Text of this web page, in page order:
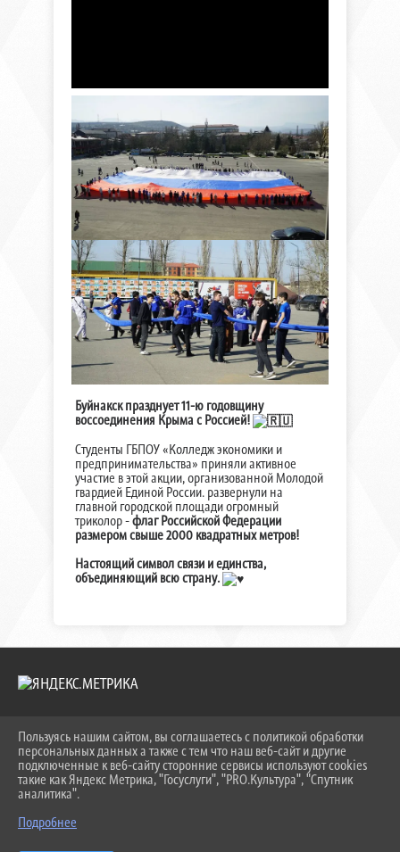
Буйнакск празднует 11-ю годовщину
воссоединения Крыма с Россией!
Студенты ГБПОУ «Колледж экономики и
предпринимательства» приняли активное
участие в этой акции, организованной Молодой
гвардией Единой России. развернули на
главной городской площади огромный
триколор -флаг Российской Федерации
размером свыше 2000 квадратных метров!
Настоящий символ связи и единства,
объединяющий всю страну.
2026 Г. KEIPBK.RU
ВХОД
КАРТА САЙТА
ПОЛИТИКА ОБРАБОТКИ ПЕРСОНАЛЬНЫХ ДАННЫХ
СДЕЛАНО НА KUBCMS
Пользуясь нашим сайтом, вы соглашаетесь с политикой обработки
персональных данных а также с тем что наш веб-сайт и другие
подключенные к веб-сайту сторонние сервисы используют cookies
такие как Яндекс Метрика, "Госуслуги", "PRO.Культура", "Спутник
аналитика".
Подробнее